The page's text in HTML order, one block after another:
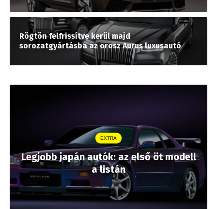
Rögtön felfrissítve kerül majd
sorozatgyártásba az orosz Aurus luxusautó
EXTRA
Legjobb japán autók: az első öt modell
a listán